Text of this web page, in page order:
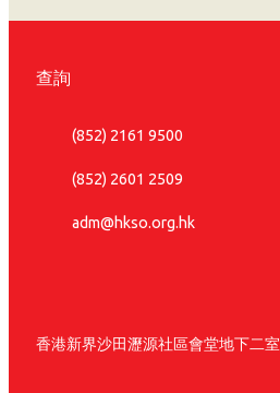
查詢
(852) 2161 9500
(852) 2601 2509
adm@hkso.org.hk
香港新界沙田瀝源社區會堂地下二室